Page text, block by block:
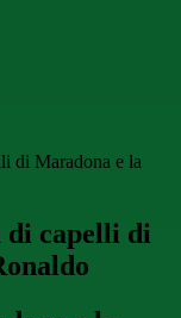
di Maradona e la
di capelli di